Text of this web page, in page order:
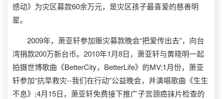
感动》为灾区募款60余万元，是灾区孩子最喜爱的慈善明
星。
2009年，萧亚轩参加赈灾募款晚会“把爱传出去”，向台
湾捐款200万新台币。2010年1月8日，萧亚轩与黄晓明一起
拍摄世博歌曲《BetterCity，BetterLife》的MV;1月份，萧亚
轩参加“抗旱救灾--我们在行动”公益晚会，并演唱歌曲《生生
不息》;4月15日，萧亚轩免费接下推广子宫颈癌抹片检查的